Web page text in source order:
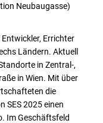
Neubaugasse)
Errichter
Ländern. Aktuell
in Zentral-,
in Wien. Mit über
die
SES 2025 einen
Im Geschäftsfeld